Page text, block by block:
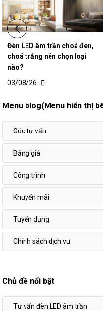
Đèn LED âm trần choá đen,
choá trắng nên chọn loại
nào?
03/08/26
Menu blog(Menu hiển thị
Góc tư vấn
Bảng giá
Công trình
Khuyến mãi
Tuyển dụng
Chính sách dịch vu
Chủ đề nổi bật
Tư vấn đèn LED âm trần